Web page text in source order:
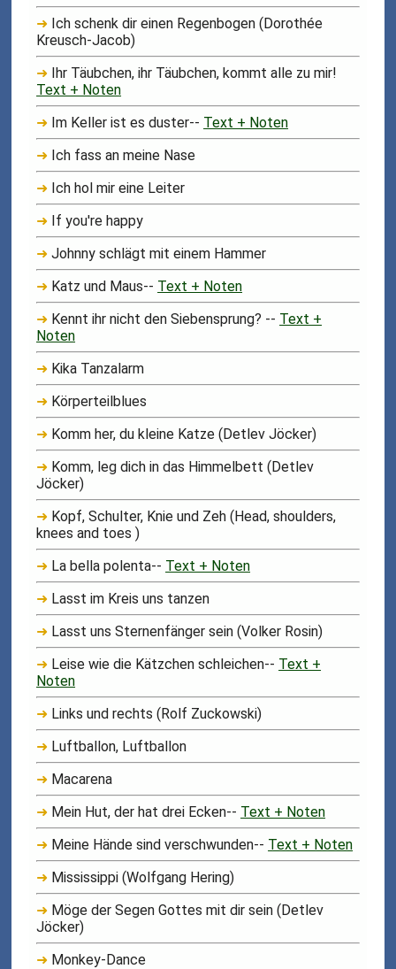
➜ Ich schenk dir einen Regenbogen (Dorothée
Kreusch-Jacob)
➜ Ihr Täubchen, ihr Täubchen, kommt alle zu mir!
Text + Noten
➜ Im Keller ist es duster-- Text + Noten
➜ Ich fass an meine Nase
➜ Ich hol mir eine Leiter
➜ If you're happy
➜Johnny schlägt mit einem Hammer
➜ Katz und Maus-- Text + Noten
➜ Kennt ihr nicht den Siebensprung? -- Text +
Noten
➜ Kika Tanzalarm
➜ Körperteilblues
➜ Komm her, du kleine Katze (Detlev Jöcker)
➜ Komm, leg dich in das Himmelbett (Detlev
Jöcker)
➜ Kopf, Schulter, Knie und Zeh (Head, shoulders,
knees and toes )
➜ La bella polenta-- Text + Noten
➜ Lasst im Kreis uns tanzen
➜ Lasst uns Sternenfänger sein (Volker Rosin)
➜ Leise wie die Kätzchen schleichen-- Text +
Noten
➜ Links und rechts (Rolf Zuckowski)
➜ Luftballon, Luftballon
➜ Macarena
➜ Mein Hut, der hat drei Ecken-- Text + Noten
➜ Meine Hände sind verschwunden-- Text + Noten
➜ Mississippi (Wolfgang Hering)
➜ Möge der Segen Gottes mit dir sein (Detlev
Jöcker)
➜ Monkey-Dance